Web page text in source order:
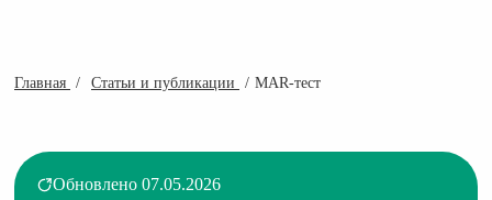
Главная Статьи и публикации МАR-тест
Обновлено 07.05.2026